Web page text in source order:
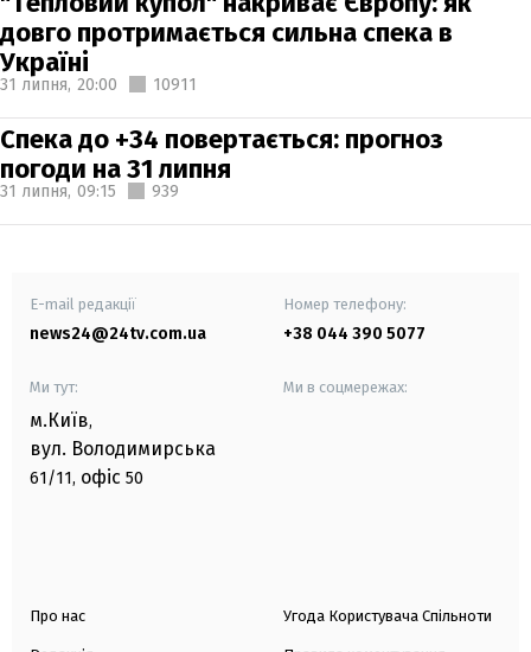
довго протримається сильна спека в
Україні
31 липня, 20:00 10911
Спека до +34 повертається: прогноз
погоди на 31 липня
31 липня, 09:15 939
E-mail редакції
news24@24tv.com.ua
Номер телефону:
+38 044 390 5077
Ми тут:
м.Київ,
вул. Володимирська
61/11, офіс 50
Ми в соцмережах:
Про нас Угода Користувача Спільноти